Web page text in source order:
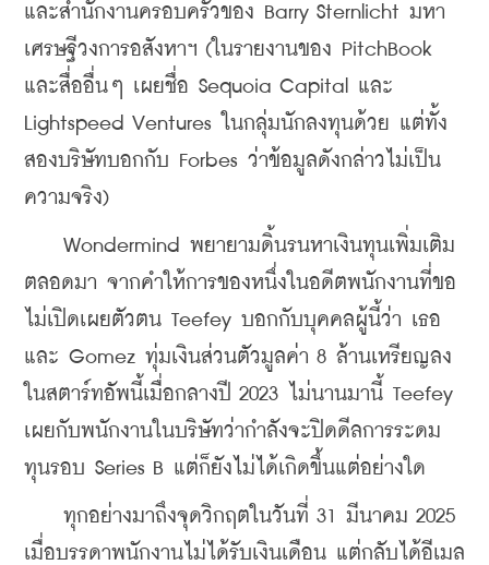
และสำนักงานครอบครัวของ Barry Sternlicht มหา
เศรษฐีวงการอสังหาฯ (ในรายงานของ PitchBook
และสื่ออื่นๆ เผยชื่อ Sequoia Capital และ
Lightspeed Ventures ในกลุ่มนักลงทุนด้วย แต่ทั้ง
สองบริษัทบอกกับ Forbes ว่าข้อมูลดังกล่าวไม่เป็น
ความจริง)
Wondermind พยายามดิ้นรนหาเงินทุนเพิ่มเติม
ตลอดมา จากคำให้การของหนึ่งในอดีตพนักงานที่ขอ
ไม่เปิดเผยตัวตน Teefey บอกกับบุคคลผู้นี้ว่า เธอ
และ Gomez ทุ่มเงินส่วนตัวมูลค่า 8 ล้านเหรียญลง
ในสตาร์ทอัพนี้เมื่อกลางปี 2023 ไม่นานมานี้ Teefey
เผยกับพนักงานในบริษัทว่ากำลังจะปิดดีลการระดม
ทุนรอบ Series B แต่ก็ยังไม่ได้เกิดขึ้นแต่อย่างใด
ทุกอย่างมาถึงจุดวิกฤตในวันที่ 31 มีนาคม 2025
เมื่อบรรดาพนักงานไม่ได้รับเงินเดือน แต่กลับได้อีเมล